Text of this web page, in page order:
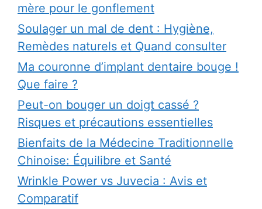
mère pour le gonflement
Soulager un mal de dent : Hygiène,
Remèdes naturels et Quand consulter
Ma couronne d’implant dentaire bouge !
Que faire ?
Peut-on bouger un doigt cassé ?
Risques et précautions essentielles
Bienfaits de la Médecine Traditionnelle
Chinoise: Équilibre et Santé
Wrinkle Power vs Juvecia : Avis et
Comparatif